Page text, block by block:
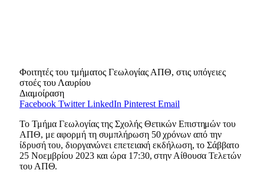
Φοιτητές του τμήματος Γεωλογίας ΑΠΘ, στις υπόγειες
στοές του Λαυρίου
Διαμοίραση
Facebook Twitter LinkedIn Pinterest Email
Το Τμήμα Γεωλογίας της Σχολής Θετικών Επιστημών του
ΑΠΘ, με αφορμή τη συμπλήρωση 50 χρόνων από την
ίδρυσή του, διοργανώνει επετειακή εκδήλωση, το Σάββατο
25 Νοεμβρίου 2023 και ώρα 17:30, στην Αίθουσα Τελετών
του ΑΠΘ.